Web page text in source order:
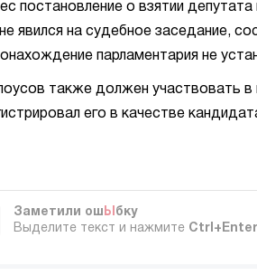
постановление о взятии
явился на судебное заседание,
парламентария не
также должен участвовать в
его в качестве
Заметили ош Ы бку
Выделите текст и нажмите Ctrl+Enter